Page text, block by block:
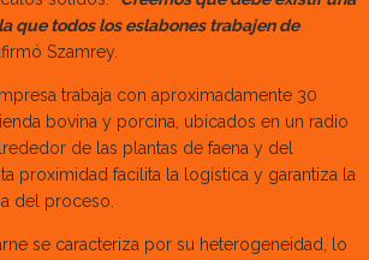
que todos los eslabones trabajen de
Szamrey.
trabaja con aproximadamente 30
bovina y porcina, ubicados en un radio
de las plantas de faena y del
proximidad facilita la logística y garantiza la
del proceso.
se caracteriza por su heterogeneidad, lo